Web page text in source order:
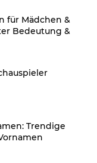
für Mädchen &
Bedeutung &
Trendige